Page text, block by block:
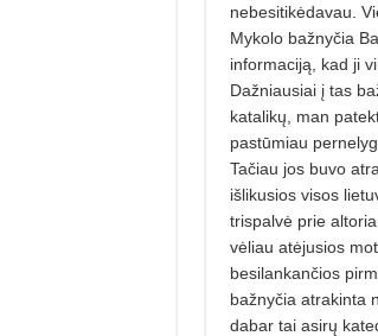
nebesitikėdavau.
Mykolo bažnyčia
informaciją, kad ji
Dažniausiai į tas
katalikų, man
pastūmiau
Tačiau jos buvo
išlikusios visos
trispalvė prie
vėliau atėjusios
besilankančios
bažnyčia atrakinta
dabar tai asirų